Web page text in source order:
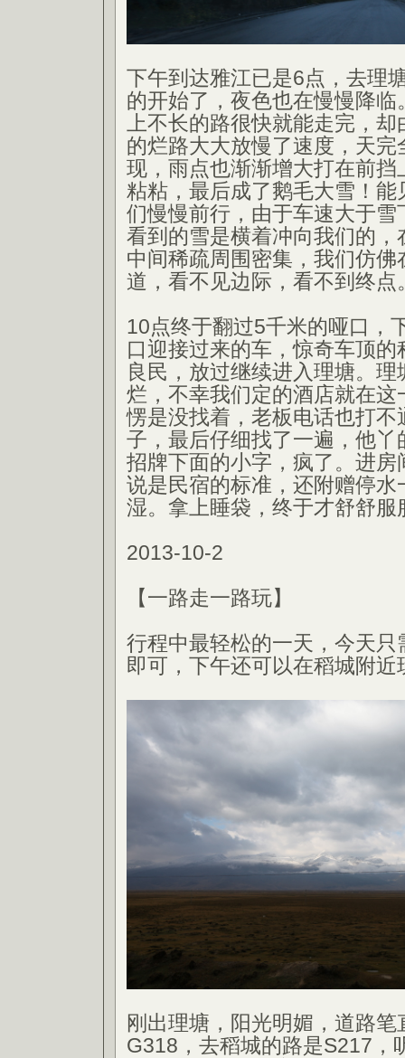
下午到达雅江已是6点，去理
的开始了，夜色也在慢慢降
上不长的路很快就能走完，
的烂路大大放慢了速度，天
现，雨点也渐渐增大打在前挡
粘粘，最后成了鹅毛大雪！
们慢慢前行，由于车速大于雪
看到的雪是横着冲向我们的，
中间稀疏周围密集，我们仿
道，看不见边际，看不到终点
10点终于翻过5千米的哑口，
口迎接过来的车，惊奇车顶
良民，放过继续进入理塘。
烂，不幸我们定的酒店就在
愣是没找着，老板电话也打不
子，最后仔细找了一遍，他丫
招牌下面的小字，疯了。进房
说是民宿的标准，还附赠停水
湿。拿上睡袋，终于才舒舒服
2013-10-2
【一路走一路玩】
行程中最轻松的一天，今天只
即可，下午还可以在稻城附近
刚出理塘，阳光明媚，道路笔
G318，去稻城的路是S217，